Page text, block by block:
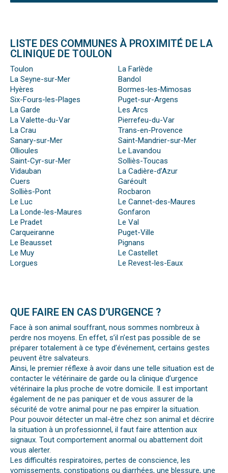
LISTE DES COMMUNES À PROXIMITÉ DE LA
CLINIQUE DE TOULON
Toulon
La Seyne-sur-Mer
Hyères
Six-Fours-les-Plages
La Garde
La Valette-du-Var
La Crau
Sanary-sur-Mer
Ollioules
Saint-Cyr-sur-Mer
Vidauban
Cuers
Solliès-Pont
Le Luc
La Londe-les-Maures
Le Pradet
Carqueiranne
Le Beausset
Le Muy
Lorgues
La Farlède
Bandol
Bormes-les-Mimosas
Puget-sur-Argens
Les Arcs
Pierrefeu-du-Var
Trans-en-Provence
Saint-Mandrier-sur-Mer
Le Lavandou
Solliès-Toucas
La Cadière-d’Azur
Garéoult
Rocbaron
Le Cannet-des-Maures
Gonfaron
Le Val
Puget-Ville
Pignans
Le Castellet
Le Revest-les-Eaux
QUE FAIRE EN CAS D’URGENCE ?
Face à son animal souffrant, nous sommes nombreux à
perdre nos moyens. En effet, s’il n’est pas possible de se
préparer totalement à ce type d’événement, certains gestes
peuvent être salvateurs.
Ainsi, le premier réflexe à avoir dans une telle situation est de
contacter le vétérinaire de garde ou la clinique d’urgence
vétérinaire la plus proche de votre domicile. Il est important
également de ne pas paniquer et de vous assurer de la
sécurité de votre animal pour ne pas empirer la situation.
Pour pouvoir détecter un mal-être chez son animal et décrire
la situation à un professionnel, il faut faire attention aux
signaux. Tout comportement anormal ou abattement doit
vous alerter.
Les difficultés respiratoires, pertes de conscience, les
vomissements, constipations ou diarrhées, une blessure, une